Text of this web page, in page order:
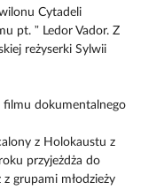
Cytadeli
pt. ” Ledor Vador. Z
reżyserki Sylwii
filmu dokumentalnego
z Holokaustu z
przyjeżdża do
grupami młodzieży